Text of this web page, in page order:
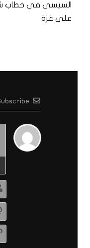
السيسي في خطاب
على غزة